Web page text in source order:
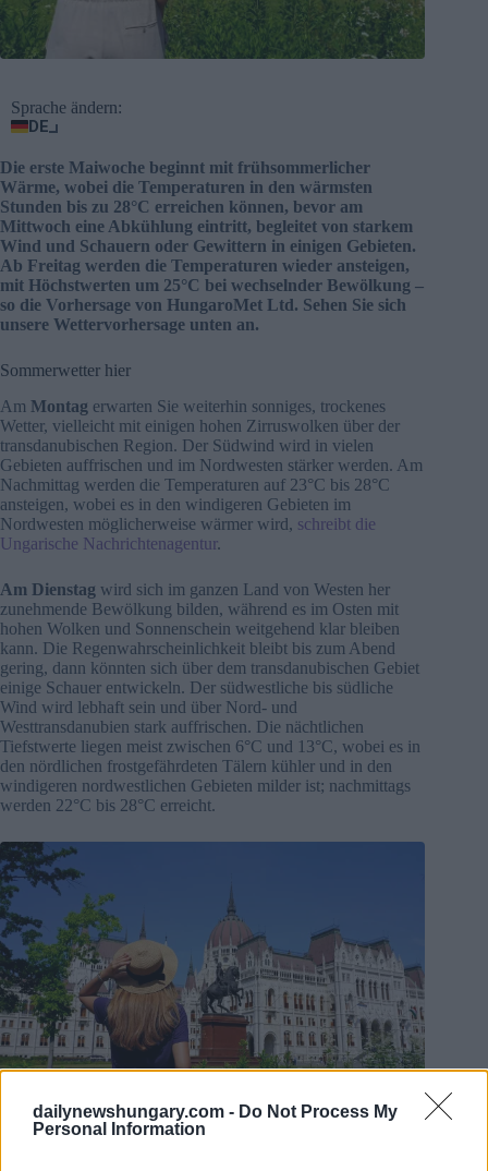
dailynewshungary.com - Do Not Process My
Personal Information
Sprache ändern:
DE
Die erste Maiwoche beginnt mit frühsommerlicher
Wärme, wobei die Temperaturen in den wärmsten
Stunden bis zu 28°C erreichen können, bevor am
Mittwoch eine Abkühlung eintritt, begleitet von starkem
Wind und Schauern oder Gewittern in einigen Gebieten.
Ab Freitag werden die Temperaturen wieder ansteigen,
mit Höchstwerten um 25°C bei wechselnder Bewölkung –
so die Vorhersage von HungaroMet Ltd. Sehen Sie sich
unsere Wettervorhersage unten an.
Sommerwetter hier
Am Montag erwarten Sie weiterhin sonniges, trockenes
Wetter, vielleicht mit einigen hohen Zirruswolken über der
transdanubischen Region. Der Südwind wird in vielen
Gebieten auffrischen und im Nordwesten stärker werden. Am
Nachmittag werden die Temperaturen auf 23°C bis 28°C
ansteigen, wobei es in den windigeren Gebieten im
Nordwesten möglicherweise wärmer wird, schreibt die
Ungarische Nachrichtenagentur.
Am Dienstag wird sich im ganzen Land von Westen her
zunehmende Bewölkung bilden, während es im Osten mit
hohen Wolken und Sonnenschein weitgehend klar bleiben
kann. Die Regenwahrscheinlichkeit bleibt bis zum Abend
gering, dann könnten sich über dem transdanubischen Gebiet
einige Schauer entwickeln. Der südwestliche bis südliche
Wind wird lebhaft sein und über Nord- und
Westtransdanubien stark auffrischen. Die nächtlichen
Tiefstwerte liegen meist zwischen 6°C und 13°C, wobei es in
den nördlichen frostgefährdeten Tälern kühler und in den
windigeren nordwestlichen Gebieten milder ist; nachmittags
werden 22°C bis 28°C erreicht.